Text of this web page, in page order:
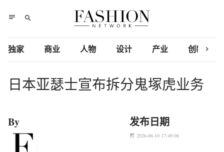
notes search
独家 商业 人物 设计 产业 创新研究
chevron_right
日本亚瑟士宣布拆分鬼塚虎业务
By 发布日期
today 2026-06-10 17:49:08